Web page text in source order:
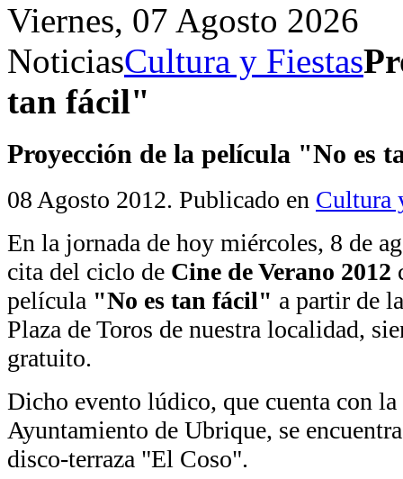
Viernes, 07 Agosto 2026
NoticiasCultura y Fiestas
tan fácil"
Proyección de la película "No es
08 Agosto 2012. Publicado en Cultura
En la jornada de hoy miércoles, 8 de
cita del ciclo de Cine de Verano 2012
película "No es tan fácil" a partir de
Plaza de Toros de nuestra localidad,
gratuito.
Dicho evento lúdico, que cuenta con
Ayuntamiento de Ubrique, se
disco-terraza "El Coso".